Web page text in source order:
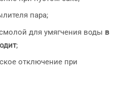
пара;
для умягчения воды в
;
отключение при